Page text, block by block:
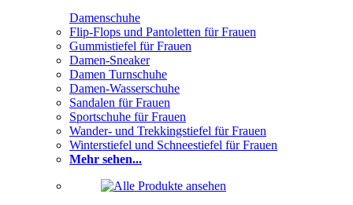
Damenschuhe
Flip-Flops und Pantoletten für Frauen
Gummistiefel für Frauen
Damen-Sneaker
Damen Turnschuhe
Damen-Wasserschuhe
Sandalen für Frauen
Sportschuhe für Frauen
Wander- und Trekkingstiefel für Frauen
Winterstiefel und Schneestiefel für Frauen
Mehr sehen...